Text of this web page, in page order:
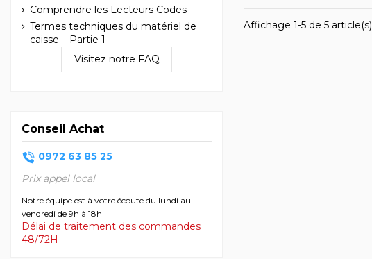
Affichage 1-5 de 5 article(s)
Comprendre les Lecteurs Codes
Termes techniques du matériel de
caisse – Partie 1
Visitez notre FAQ
Conseil Achat
0972 63 85 25
Prix appel local
Notre équipe est à votre écoute du lundi au
vendredi de 9h à 18h
Délai de traitement des commandes
48/72H